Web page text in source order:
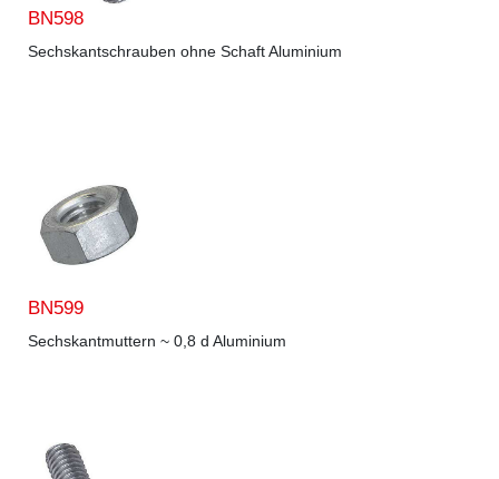
BN598
Sechskantschrauben ohne Schaft Aluminium
BN599
Sechskantmuttern ~ 0,8 d Aluminium